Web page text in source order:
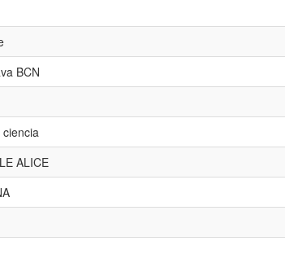
BCN
ciencia
ALICE